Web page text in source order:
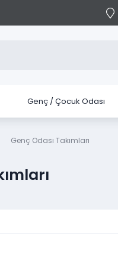
Genç / Çocuk Odası
Genç Odası Takımları